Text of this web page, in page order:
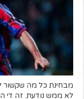
מבחינת כל מה שקשור
לא ממש נודעת. זה די